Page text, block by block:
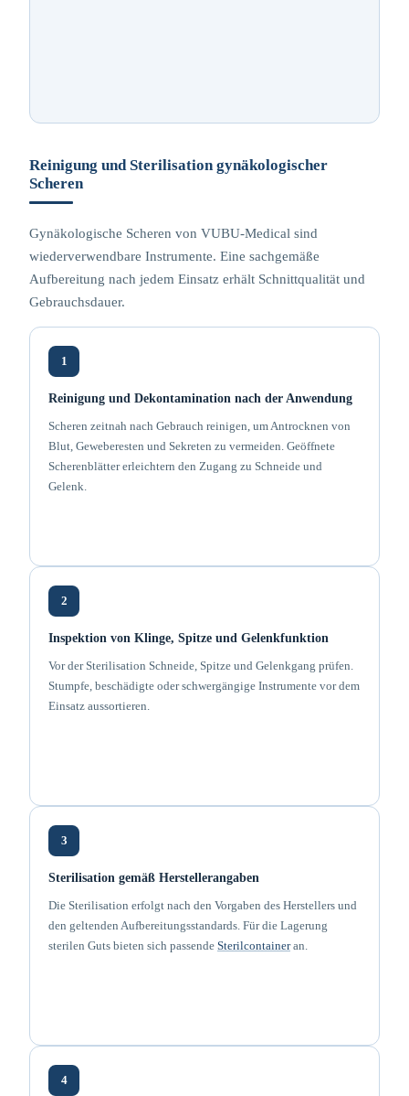
Reinigung und Sterilisation gynäkologischer
Scheren
Gynäkologische Scheren von VUBU-Medical sind
wiederverwendbare Instrumente. Eine sachgemäße
Aufbereitung nach jedem Einsatz erhält Schnittqualität und
Gebrauchsdauer.
1
Reinigung und Dekontamination nach der Anwendung
Scheren zeitnah nach Gebrauch reinigen, um Antrocknen von
Blut, Geweberesten und Sekreten zu vermeiden. Geöffnete
Scherenblätter erleichtern den Zugang zu Schneide und
Gelenk.
2
Inspektion von Klinge, Spitze und Gelenkfunktion
Vor der Sterilisation Schneide, Spitze und Gelenkgang prüfen.
Stumpfe, beschädigte oder schwergängige Instrumente vor dem
Einsatz aussortieren.
3
Sterilisation gemäß Herstellerangaben
Die Sterilisation erfolgt nach den Vorgaben des Herstellers und
den geltenden Aufbereitungsstandards. Für die Lagerung
sterilen Guts bieten sich passende Sterilcontaineran.
4